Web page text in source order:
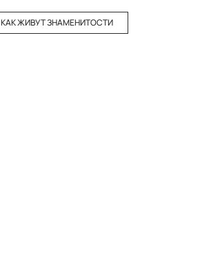
КАК ЖИВУТ ЗНАМЕНИТОСТИ